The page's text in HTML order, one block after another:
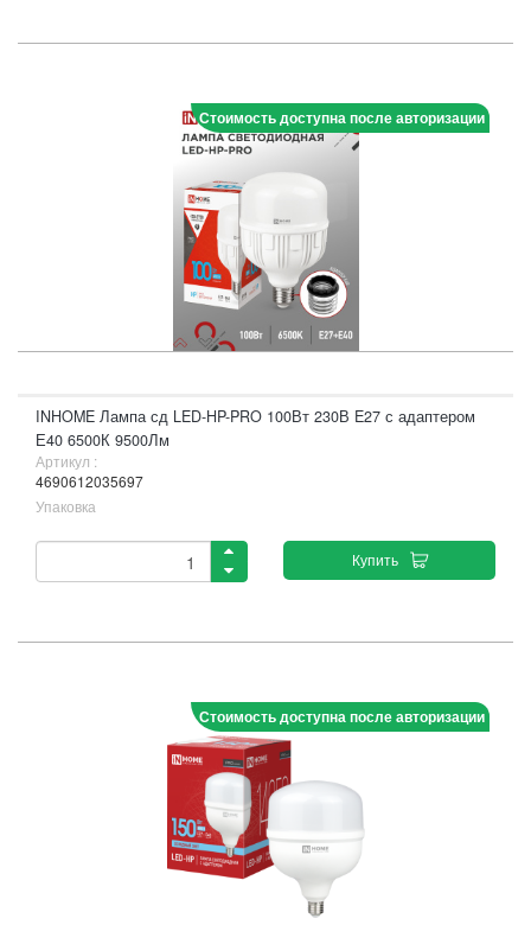
Стоимость доступна после авторизации
INHOME Лампа сд LED-HP-PRO 100Вт 230В E27 с адаптером
Е40 6500К 9500Лм
Артикул :
4690612035697
Упаковка
Купить
Стоимость доступна после авторизации